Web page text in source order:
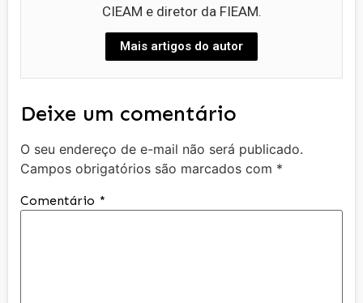
CIEAM e diretor da FIEAM.
Mais artigos do autor
Deixe um comentário
O seu endereço de e-mail não será publicado.
Campos obrigatórios são marcados com *
Comentário *